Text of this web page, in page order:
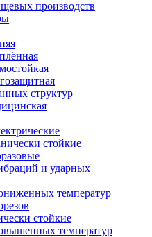
производств
структур
стойкие
и ударных
температур
стойкие
температур